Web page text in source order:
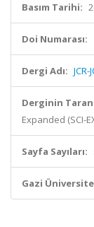
Basım Tarihi:
Doi Numarası:
Dergi Adı:
Derginin
Expanded (SCI-
Sayfa Sayıları:
Gazi